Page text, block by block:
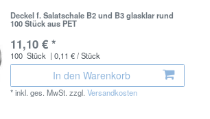
Deckel f. Salatschale B2 und B3 glasklar rund
100 Stück aus PET
11,10 € *
100 Stück | 0,11 € / Stück
In den Warenkorb
*inkl. ges. MwSt. zzgl.Versandkosten